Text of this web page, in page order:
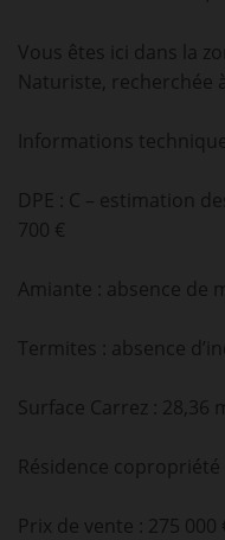
Vous êtes ici dans la
Naturiste, recherchée
Informations
DPE : C – estimation
700 €
Amiante : absence de
Termites : absence
Surface Carrez : 28,36
Résidence copropriété
Prix de vente : 275 000